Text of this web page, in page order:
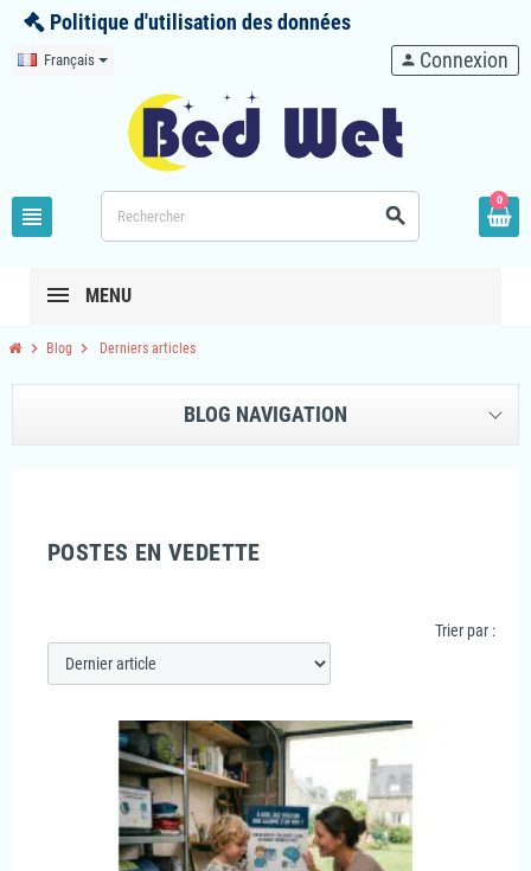
Politique d'utilisation des données
Français
view_headline search
person Connexion
0
MENU
chevron_right Blog chevron_right Derniers articles
BLOG NAVIGATION
POSTES EN VEDETTE
Trier par :